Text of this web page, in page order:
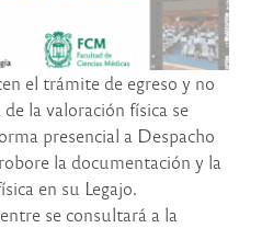
el trámite de egreso y no
la valoración física se
presencial a Despacho
la documentación y la
en su Legajo.
se consultará a la